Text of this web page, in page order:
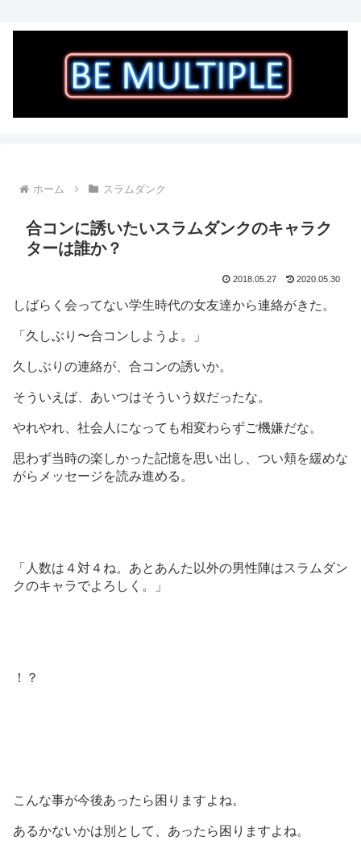
ホーム スラムダンク
合コンに誘いたいスラムダンクのキャラク
ターは誰か？
2018.05.27 2020.05.30
しばらく会ってない学生時代の女友達から連絡がきた。
「久しぶり〜合コンしようよ。」
久しぶりの連絡が、合コンの誘いか。
そういえば、あいつはそういう奴だったな。
やれやれ、社会人になっても相変わらずご機嫌だな。
思わず当時の楽しかった記憶を思い出し、つい頬を緩めな
がらメッセージを読み進める。
「人数は４対４ね。あとあんた以外の男性陣はスラムダン
クのキャラでよろしく。」
！？
こんな事が今後あったら困りますよね。
あるかないかは別として、あったら困りますよね。